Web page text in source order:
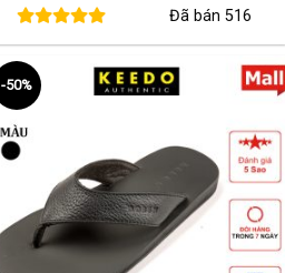
tại
280,000 ₫.
Đã bán 516
-50%